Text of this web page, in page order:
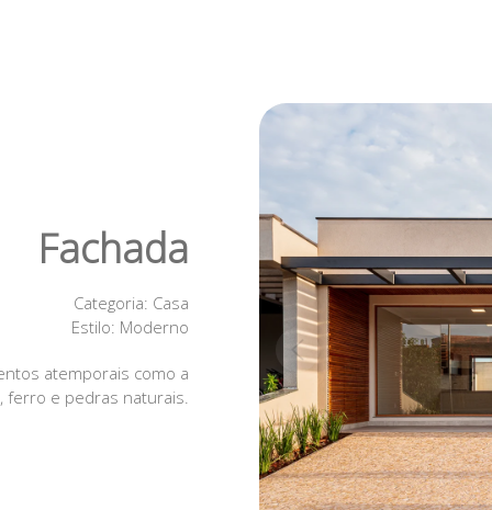
Fachada
Categoria: Casa
Estilo: Moderno
atemporais como a
ferro e pedras naturais.